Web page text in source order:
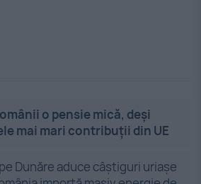
o pensie mică, deși
mai mari contribuții din UE
Dunăre aduce câștiguri uriașe